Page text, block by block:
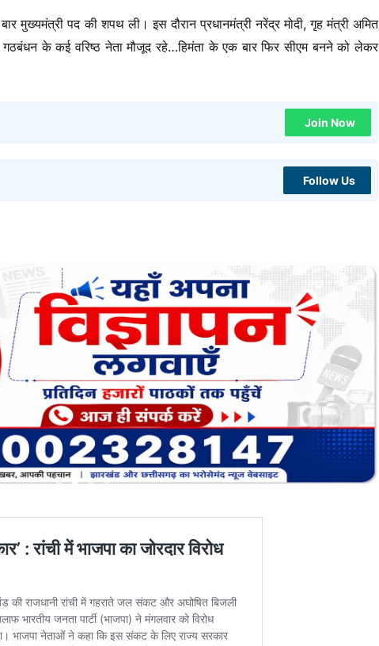
बार मुख्यमंत्री पद की शपथ ली। इस दौरान प्रधानमंत्री नरेंद्र मोदी, गृह मंत्री अमित
गठबंधन के कई वरिष्ठ नेता मौजूद रहे…हिमंता के एक बार फिर सीएम बनने को लेकर
Join Now
Follow Us